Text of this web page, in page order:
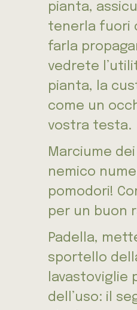
pianta,
tenerla fuori
farla
vedrete
pianta, la
come un
vostra testa.
Marciume dei
nemico
pomodori!
per un buon
Padella,
sportello
lavastoviglie
dell’uso: il